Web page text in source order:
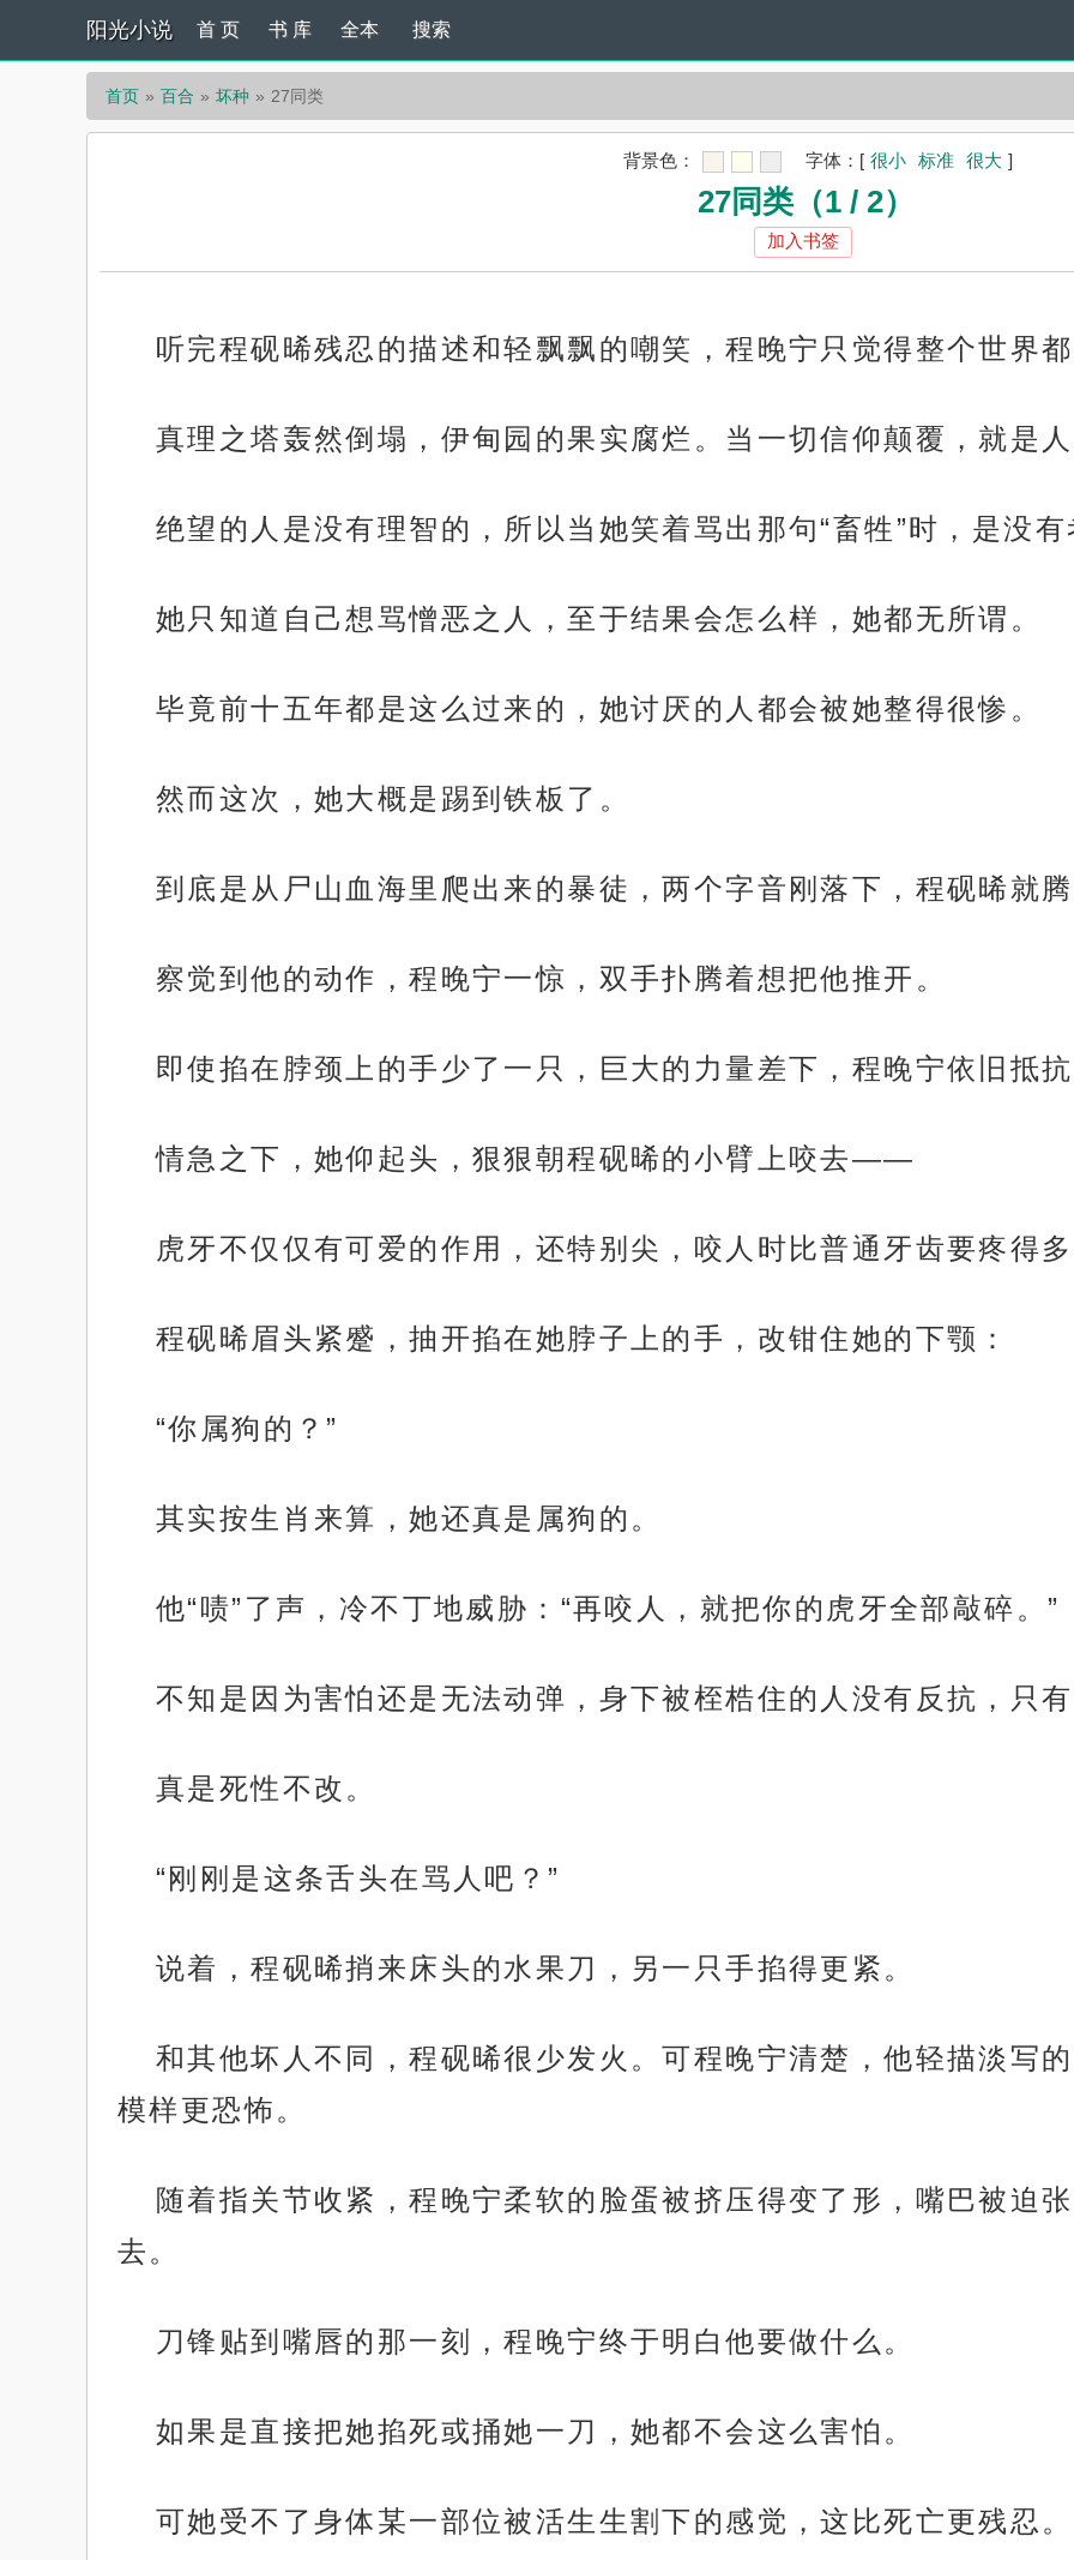
阳光小说 首 页 书 库 全本 搜索
首页 百合 坏种 27同类
背景色： 字体： [ 很小 标准 很大 ]
27同类（1 / 2）
加入书签
听完程砚晞残忍的描述和轻飘飘的嘲笑，程晚宁只觉得整个世界
真理之塔轰然倒塌，伊甸园的果实腐烂。当一切信仰颠覆，就是
绝望的人是没有理智的，所以当她笑着骂出那句“畜牲”时，是没
她只知道自己想骂憎恶之人，至于结果会怎么样，她都无所谓。
毕竟前十五年都是这么过来的，她讨厌的人都会被她整得很惨。
然而这次，她大概是踢到铁板了。
到底是从尸山血海里爬出来的暴徒，两个字音刚落下，程砚晞就
察觉到他的动作，程晚宁一惊，双手扑腾着想把他推开。
即使掐在脖颈上的手少了一只，巨大的力量差下，程晚宁依旧抵
情急之下，她仰起头，狠狠朝程砚晞的小臂上咬去——
虎牙不仅仅有可爱的作用，还特别尖，咬人时比普通牙齿要疼得
程砚晞眉头紧蹙，抽开掐在她脖子上的手，改钳住她的下颚：
“你属狗的？”
其实按生肖来算，她还真是属狗的。
他“啧”了声，冷不丁地威胁：“再咬人，就把你的虎牙全部敲碎。”
不知是因为害怕还是无法动弹，身下被桎梏住的人没有反抗，只
真是死性不改。
“刚刚是这条舌头在骂人吧？”
说着，程砚晞捎来床头的水果刀，另一只手掐得更紧。
和其他坏人不同，程砚晞很少发火。可程晚宁清楚，他轻描淡写
模样更恐怖。
随着指关节收紧，程晚宁柔软的脸蛋被挤压得变了形，嘴巴被迫
去。
刀锋贴到嘴唇的那一刻，程晚宁终于明白他要做什么。
如果是直接把她掐死或捅她一刀，她都不会这么害怕。
可她受不了身体某一部位被活生生割下的感觉，这比死亡更残忍。